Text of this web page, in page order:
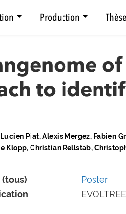
Production
to
Piat, Alexis Mergez, Fabien
Klopp, Christian Rellstab,
(tous)
Poster